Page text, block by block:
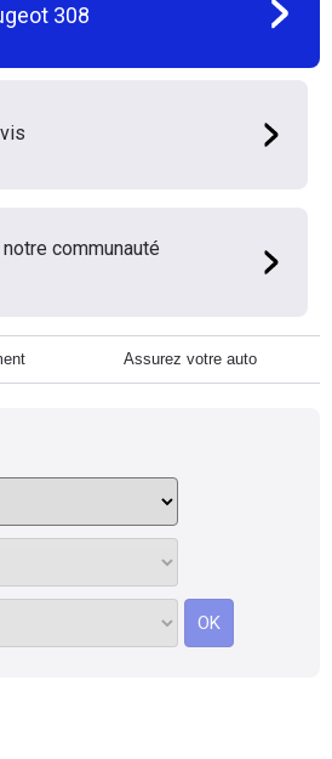
308
communauté
Assurez votre auto
OK